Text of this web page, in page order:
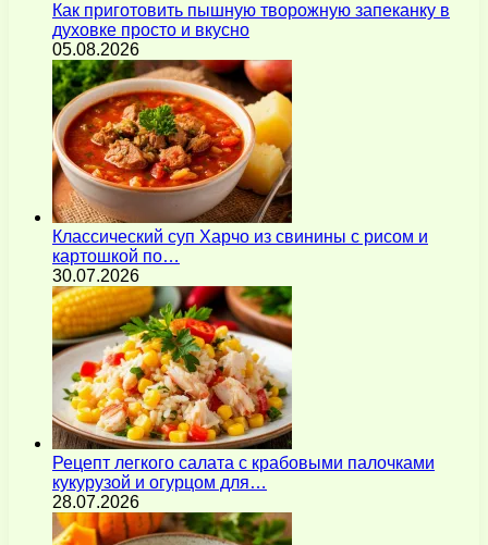
Как приготовить пышную творожную запеканку в
духовке просто и вкусно
05.08.2026
Классический суп Харчо из свинины с рисом и
картошкой по…
30.07.2026
Рецепт легкого салата с крабовыми палочками
кукурузой и огурцом для…
28.07.2026